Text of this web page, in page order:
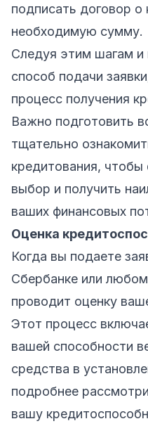
подписать договор о
необходимую сумму.
Следуя этим шагам
способ подачи
процесс получения
Важно подготовить
тщательно
кредитования, чтобы
выбор и получить
ваших финансовых
Оценка
Когда вы подаете
Сбербанке или
проводит оценку
Этот процесс
вашей способности
средства в
подробнее
вашу